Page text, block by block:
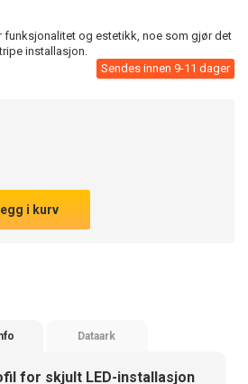
funksjonalitet og estetikk, noe som gjør det
installasjon.
Sendes innen 9-11 dager
i kurv
Dataark
for skjult LED-installasjon